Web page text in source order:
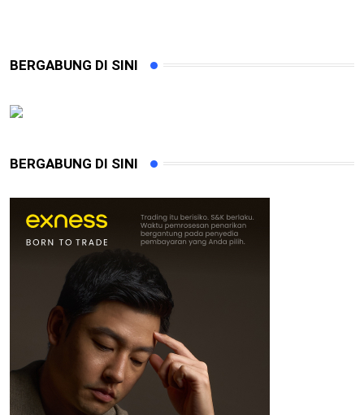
BERGABUNG DI SINI
BERGABUNG DI SINI